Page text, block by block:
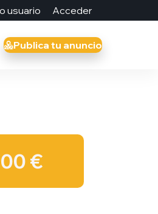
usuario Acceder
Publica tu anuncio
€